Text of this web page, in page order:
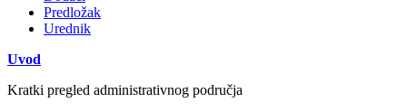
Predložak
Urednik
Uvod
Kratki pregled administrativnog područja